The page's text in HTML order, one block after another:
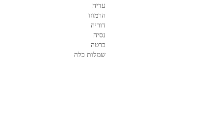
עדיה
הרמוזו
דוריה
נסיה
ברטה
שמלות כלה